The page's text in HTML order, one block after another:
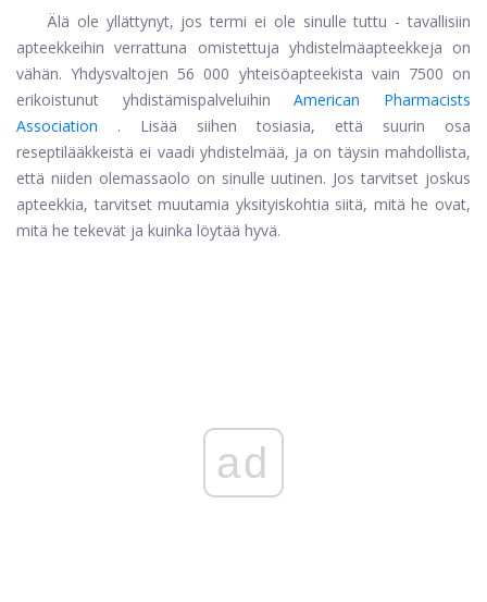
Älä ole yllättynyt, jos termi ei ole sinulle tuttu - tavallisiin
apteekkeihin verrattuna omistettuja yhdistelmäapteekkeja on
vähän. Yhdysvaltojen 56 000 yhteisöapteekista vain 7500 on
erikoistunut yhdistämispalveluihin
American Pharmacists
Association
. Lisää siihen tosiasia, että suurin osa
reseptilääkkeistä ei vaadi yhdistelmää, ja on täysin mahdollista,
että niiden olemassaolo on sinulle uutinen. Jos tarvitset joskus
apteekkia, tarvitset muutamia yksityiskohtia siitä, mitä he ovat,
mitä he tekevät ja kuinka löytää hyvä.
ad